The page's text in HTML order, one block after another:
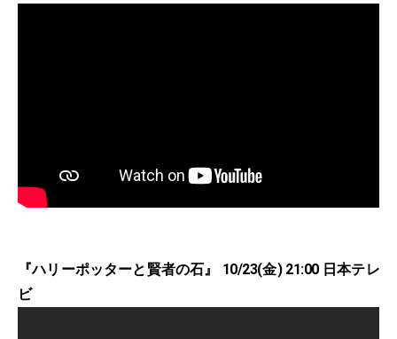
『ハリーポッターと賢者の石』 10/23(金) 21:00 日本テレ
ビ